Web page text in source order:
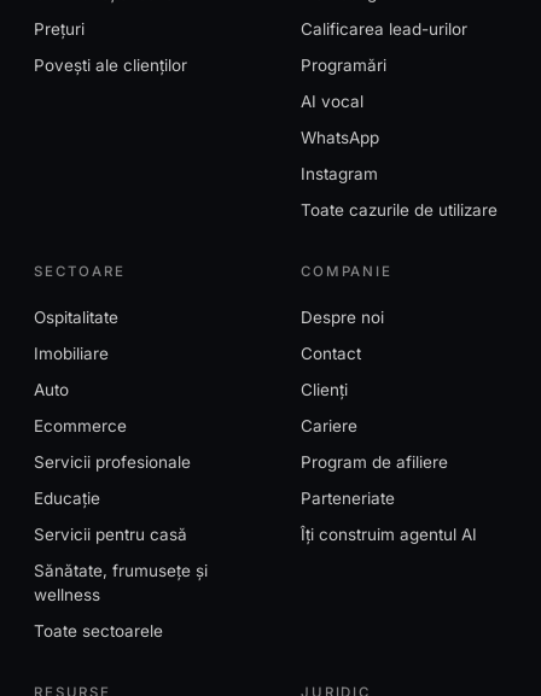
Prețuri
Povești ale clienților
Calificarea lead-urilor
Programări
AI vocal
WhatsApp
Instagram
Toate cazurile de utilizare
SECTOARE
Ospitalitate
Imobiliare
Auto
Ecommerce
Servicii profesionale
Educație
Servicii pentru casă
Sănătate, frumusețe și
wellness
Toate sectoarele
COMPANIE
Despre noi
Contact
Clienți
Cariere
Program de afiliere
Parteneriate
Îți construim agentul AI
RESURSE JURIDIC